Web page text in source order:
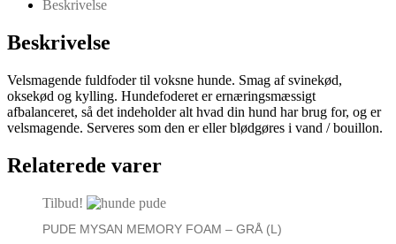
pris
kr.419.00.
Beskrivelse
Beskrivelse
Velsmagende fuldfoder til voksne hunde. Smag af svinekød,
oksekød og kylling. Hundefoderet er ernæringsmæssigt
afbalanceret, så det indeholder alt hvad din hund har brug for, og er
velsmagende. Serveres som den er eller blødgøres i vand / bouillon.
Relaterede varer
Tilbud!
PUDE MYSAN MEMORY FOAM – GRÅ (L)